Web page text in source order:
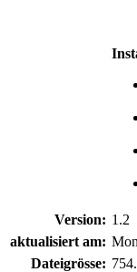
Version: 1.2
aktualisiert am:
Dateigrösse: